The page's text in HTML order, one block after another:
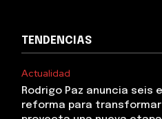
TENDENCIAS
Actualidad
Rodrigo Paz anuncia seis
reforma para transformar